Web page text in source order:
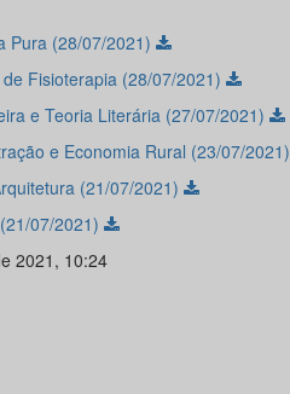
Pura (28/07/2021)
Fisioterapia (28/07/2021)
e Teoria Literária (27/07/2021)
e Economia Rural (23/07/2021)
(21/07/2021)
07/2021)
2021, 10:24